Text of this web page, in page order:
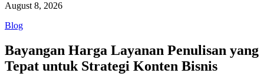
August 8, 2026
Blog
Bayangan Harga Layanan Penulisan yang
Tepat untuk Strategi Konten Bisnis